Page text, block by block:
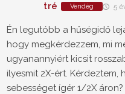
tré Vendég 5
Én legutóbb a hűségidő
hogy megkérdezzem, mi
ugyanannyiért kicsit
ilyesmit 2X-ért. Kérdeztem,
sebességet ígér 1/2X